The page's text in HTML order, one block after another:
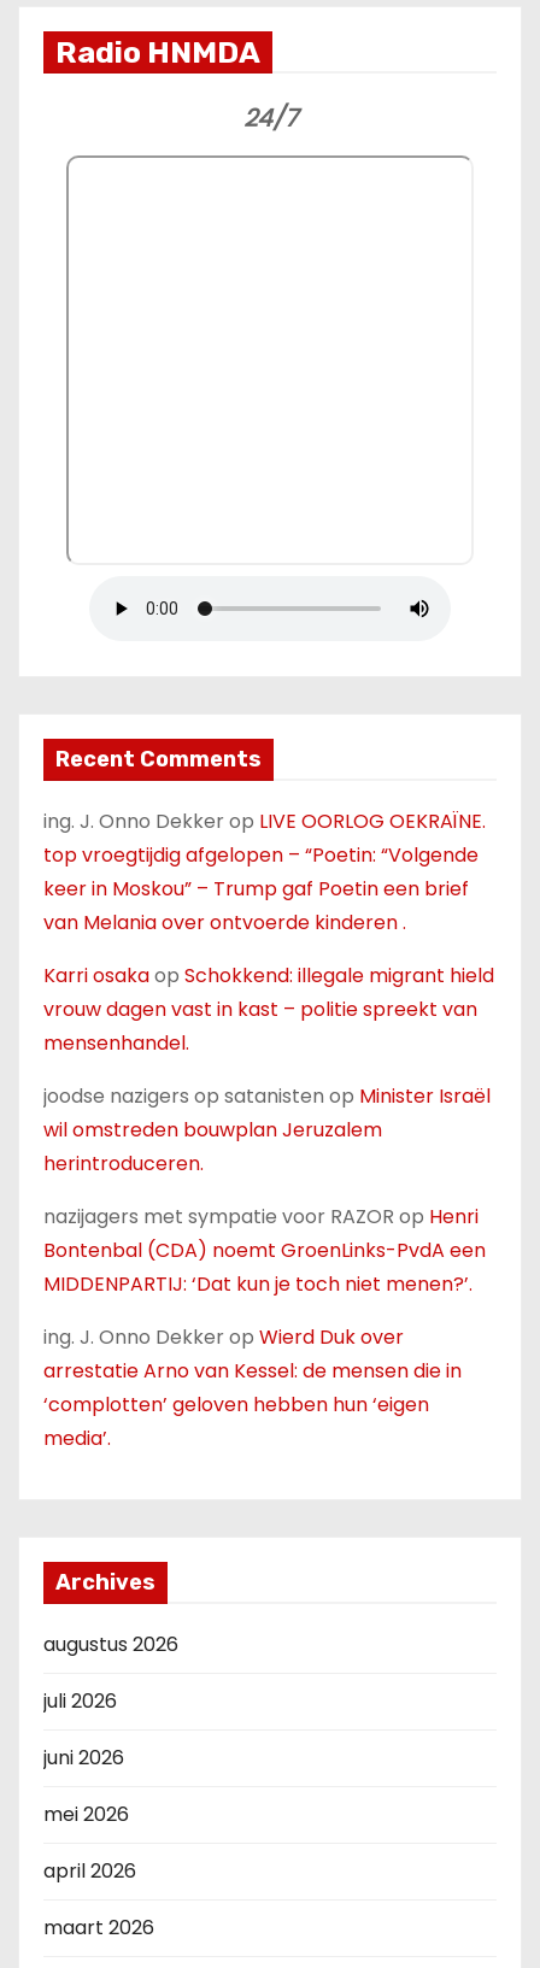
Radio HNMDA
24/7
Recent Comments
ing. J. Onno Dekkerop LIVE OORLOG OEKRAÏNE.
top vroegtijdig afgelopen – “Poetin: “Volgende
keer in Moskou” – Trump gaf Poetin een brief
van Melania over ontvoerde kinderen .
Karri osakaop Schokkend: illegale migrant hield
vrouw dagen vast in kast – politie spreekt van
mensenhandel.
joodse nazigers op satanisten op Minister Israël
wil omstreden bouwplan Jeruzalem
herintroduceren.
nazijagers met sympatie voor RAZOR op Henri
Bontenbal (CDA) noemt GroenLinks-PvdA een
MIDDENPARTIJ: ‘Dat kun je toch niet menen?’.
ing. J. Onno Dekkerop Wierd Duk over
arrestatie Arno van Kessel: de mensen die in
‘complotten’ geloven hebben hun ‘eigen
media’.
Archives
augustus 2026
juli 2026
juni 2026
mei 2026
april 2026
maart 2026